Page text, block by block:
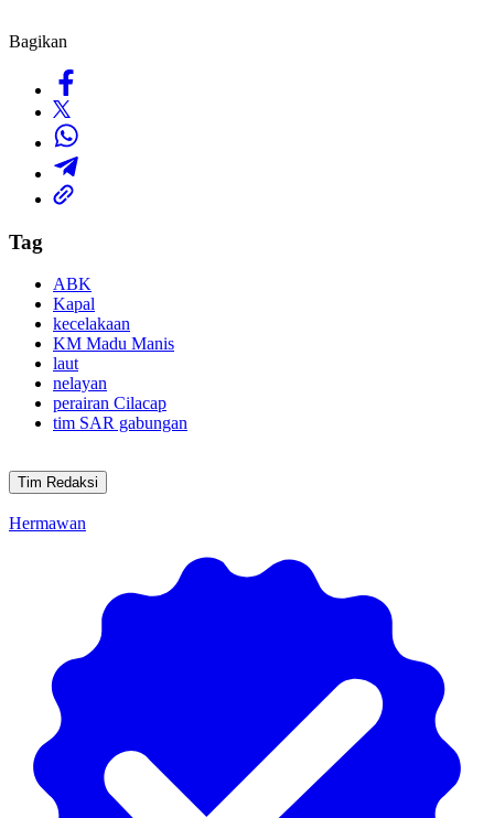
Bagikan
Tag
ABK
Kapal
kecelakaan
KM Madu Manis
laut
nelayan
perairan Cilacap
tim SAR gabungan
Tim Redaksi
Hermawan